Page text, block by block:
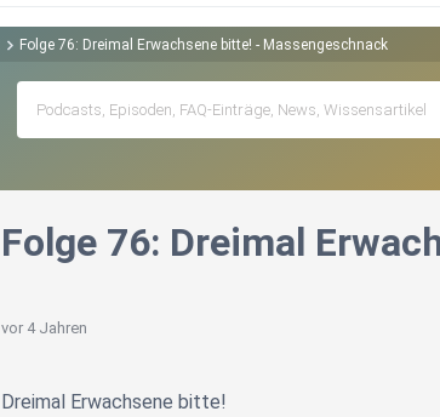
Folge 76: Dreimal Erwachsene bitte! - Massengeschnack
Folge 76: Dreimal
vor 4 Jahren
Dreimal Erwachsene bitte!